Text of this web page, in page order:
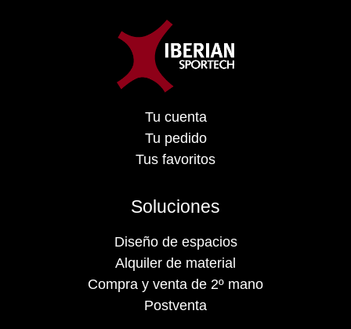
Tu cuenta
Tu pedido
Tus favoritos
Soluciones
Diseño de espacios
Alquiler de material
Compra y venta de 2º mano
Postventa